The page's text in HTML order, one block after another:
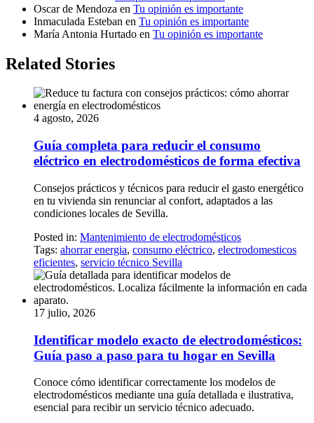
Oscar de Mendoza en Tu opinión es importante
Inmaculada Esteban en Tu opinión es importante
María Antonia Hurtado en Tu opinión es importante
Related Stories
4 agosto, 2026
Guía completa para reducir el consumo
eléctrico en electrodomésticos de forma efectiva
Consejos prácticos y técnicos para reducir el gasto energético
en tu vivienda sin renunciar al confort, adaptados a las
condiciones locales de Sevilla.
Posted in: Mantenimiento de electrodomésticos
Tags: ahorrar energia, consumo eléctrico, electrodomesticos
eficientes, servicio técnico Sevilla
17 julio, 2026
Identificar modelo exacto de electrodomésticos:
Guía paso a paso para tu hogar en Sevilla
Conoce cómo identificar correctamente los modelos de
electrodomésticos mediante una guía detallada e ilustrativa,
esencial para recibir un servicio técnico adecuado.